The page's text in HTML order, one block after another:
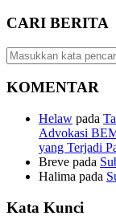
CARI BERITA
KOMENTAR
Helaw pada
Advokasi
yang Terjadi
Breve pada
Halima pada
Kata Kunci